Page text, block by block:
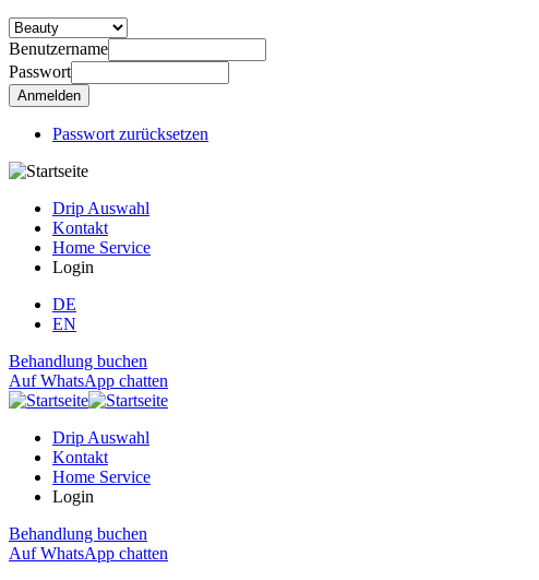
Benutzername
Passwort
Passwort zurücksetzen
Drip Auswahl
Kontakt
Home Service
Login
DE
EN
Behandlung buchen
Auf WhatsApp chatten
Drip Auswahl
Kontakt
Home Service
Login
Behandlung buchen
Auf WhatsApp chatten